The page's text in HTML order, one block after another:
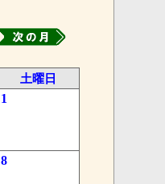
土曜日
1
8